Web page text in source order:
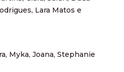
Lara Matos e
Myka, Joana, Stephanie